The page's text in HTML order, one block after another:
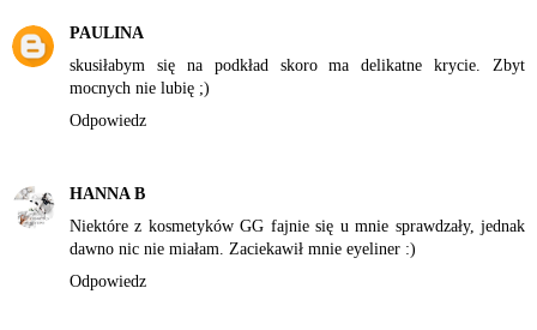
PAULINA
skusiłabym się na podkład skoro ma delikatne krycie. Zbyt
mocnych nie lubię ;)
Odpowiedz
HANNA B
Niektóre z kosmetyków GG fajnie się u mnie sprawdzały, jednak
dawno nic nie miałam. Zaciekawił mnie eyeliner :)
Odpowiedz